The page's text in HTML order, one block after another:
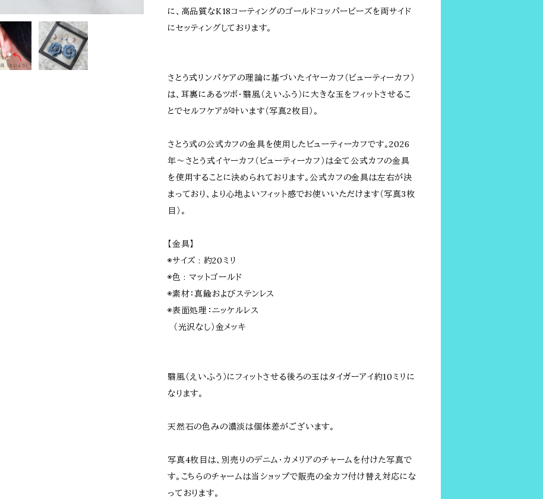
に、高品質なK18コーティングのゴールドコッパービーズを両サイド
にセッティングしております。
さとう式リンパケアの理論に基づいたイヤーカフ（ビューティーカフ）
は、耳裏にあるツボ・翳風（えいふう）に大きな玉をフィットさせるこ
とでセルフケアが叶います（写真2枚目）。
さとう式の公式カフの金具を使用したビューティーカフです。2026
年〜さとう式イヤーカフ（ビューティーカフ）は全て公式カフの金具
を使用することに決められております。公式カフの金具は左右が決
まっており、より心地よいフィット感でお使いいただけます（写真3枚
目）。
【金具】
◉サイズ : 約20ミリ
◉色 : マットゴールド
◉素材：真鍮およびステンレス
◉表面処理：ニッケルレス
（光沢なし）金メッキ
翳風（えいふう）にフィットさせる後ろの玉はタイガーアイ約10ミリに
なります。
天然石の色みの濃淡は個体差がございます。
写真4枚目は、別売りのデニム・カメリアのチャームを付けた写真で
す。こちらのチャームは当ショップで販売の全カフ付け替え対応にな
っております。